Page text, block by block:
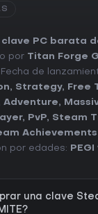
clave PC barata
por Titan Forge
Fecha de
, Strategy, Free
Adventure,
, PvP, Steam
Achievements
por edades: PEGI
una clave